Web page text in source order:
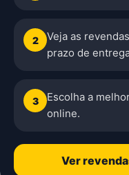
2
Veja as
prazo de
3
Escolha a
online.
Ver